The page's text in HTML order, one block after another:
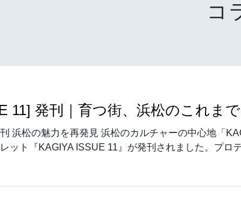
コ
11] 発刊｜育つ街、浜松のこれまで
浜松の魅力を再発見 浜松のカルチャーの中心地「
ット『KAGIYA ISSUE 11』が発刊されました。プロ